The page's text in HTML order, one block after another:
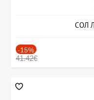
СОЛ
-15%
41.42€